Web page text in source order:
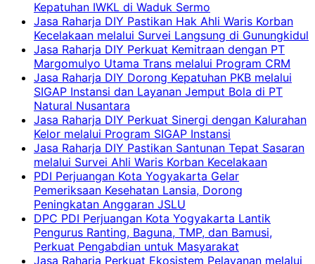
Kepatuhan IWKL di Waduk Sermo
Jasa Raharja DIY Pastikan Hak Ahli Waris Korban
Kecelakaan melalui Survei Langsung di Gunungkidul
Jasa Raharja DIY Perkuat Kemitraan dengan PT
Margomulyo Utama Trans melalui Program CRM
Jasa Raharja DIY Dorong Kepatuhan PKB melalui
SIGAP Instansi dan Layanan Jemput Bola di PT
Natural Nusantara
Jasa Raharja DIY Perkuat Sinergi dengan Kalurahan
Kelor melalui Program SIGAP Instansi
Jasa Raharja DIY Pastikan Santunan Tepat Sasaran
melalui Survei Ahli Waris Korban Kecelakaan
PDI Perjuangan Kota Yogyakarta Gelar
Pemeriksaan Kesehatan Lansia, Dorong
Peningkatan Anggaran JSLU
DPC PDI Perjuangan Kota Yogyakarta Lantik
Pengurus Ranting, Baguna, TMP, dan Bamusi,
Perkuat Pengabdian untuk Masyarakat
Jasa Raharja Perkuat Ekosistem Pelayanan melalui